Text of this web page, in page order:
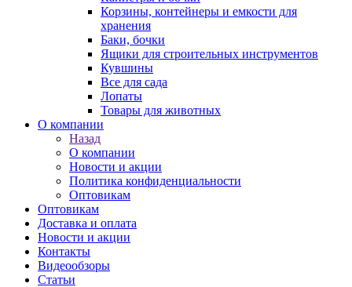
Корзины, контейнеры и емкости для
хранения
Баки, бочки
Ящики для строительных инструментов
Кувшины
Все для сада
Лопаты
Товары для животных
О компании
Назад
О компании
Новости и акции
Политика конфиденциальности
Оптовикам
Оптовикам
Доставка и оплата
Новости и акции
Контакты
Видеообзоры
Статьи